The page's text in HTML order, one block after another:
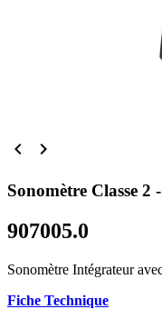
 
Sonomètre Classe 2
907005.0
Sonomètre Intégrateur
Fiche Technique